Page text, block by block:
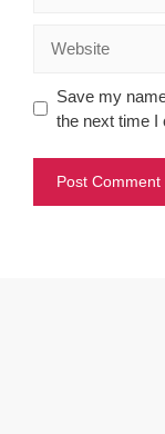
Save my
the next time I